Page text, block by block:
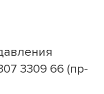
3309 66 (пр-